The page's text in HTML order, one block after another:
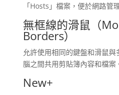
「Hosts」檔案，便於網路管
無框線的滑鼠（
Borders）
允許使用相同的鍵盤和滑鼠
腦之間共用剪貼簿內容和檔案
New+